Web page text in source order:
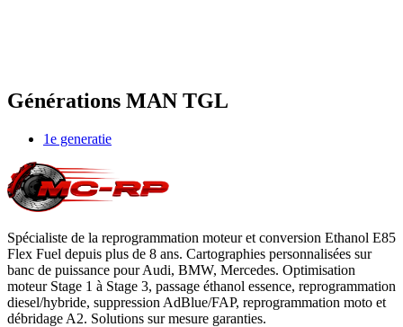
Générations MAN TGL
1e generatie
Spécialiste de la reprogrammation moteur et conversion Ethanol E85
Flex Fuel depuis plus de 8 ans. Cartographies personnalisées sur
banc de puissance pour Audi, BMW, Mercedes. Optimisation
moteur Stage 1 à Stage 3, passage éthanol essence, reprogrammation
diesel/hybride, suppression AdBlue/FAP, reprogrammation moto et
débridage A2. Solutions sur mesure garanties.